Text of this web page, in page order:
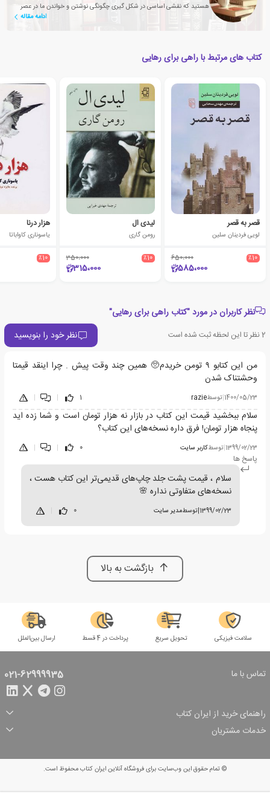
هستید که نقشی اساسی در شکل گیری چگونگی نوشتن و خواندن ما در عصر
ادامه مقاله
کتاب های مرتبط با راهی برای رهایی
قصر به قصر
لویی فردینان سلین
٪10 650،000
585،000
لیدی ال
رومن گاری
٪10 350،000
315،000
هزار درنا
یاسوناری کاواباتا
٪10
نظر کاربران در مورد "کتاب راهی برای رهایی"
2نظر تا این لحظه ثبت شده است نظر خود را بنویسید
من این کتابو ۹ تومن خریدم🥺 همین چند وقت پیش . چرا اینقد قیمتا
وحشتناک شدن
1400/05/23
|توسطrazie
1
|
|
سلام ببخشید قیمت این کتاب در بازار نه هزار تومان است و شما زده اید
پنجاه هزار تومان! فرق داره نسخه‌های این کتاب؟
1399/02/23
|توسطکاربر سایت 0
|
|
پاسخ ها
سلام ، قیمت پشت جلد چاپ‌های قدیمی‌تر این کتاب هست ،
نسخه‌های متفاوتی نداره 🌸
1399/02/23
|توسطمدیر سایت 0
بازگشت به بالا
سلامت فیزیکی تحویل سریع پرداخت در 4 قسط ارسال بین‌الملل
تماس با ما 021-62999935
راهنمای خرید از ایران کتاب
ثبت سفارش
شرایط ارسال سفارش
شیوه پرداخت
تخفیف‌های خرید
خدمات مشتریان
© تمام حقوق این وب‌سایت برای فروشگاه آنلاین ایران کتاب محفوظ است.